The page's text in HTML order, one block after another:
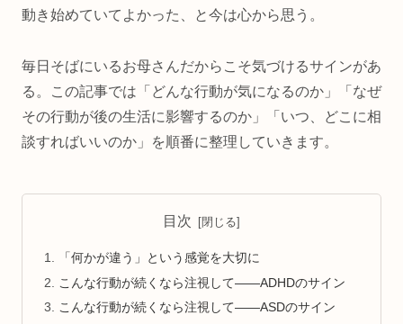
動き始めていてよかった、と今は心から思う。
毎日そばにいるお母さんだからこそ気づけるサインがあ
る。この記事では「どんな行動が気になるのか」「なぜ
その行動が後の生活に影響するのか」「いつ、どこに相
談すればいいのか」を順番に整理していきます。
目次
「何かが違う」という感覚を大切に
こんな行動が続くなら注視して——ADHDのサイン
こんな行動が続くなら注視して——ASDのサイン